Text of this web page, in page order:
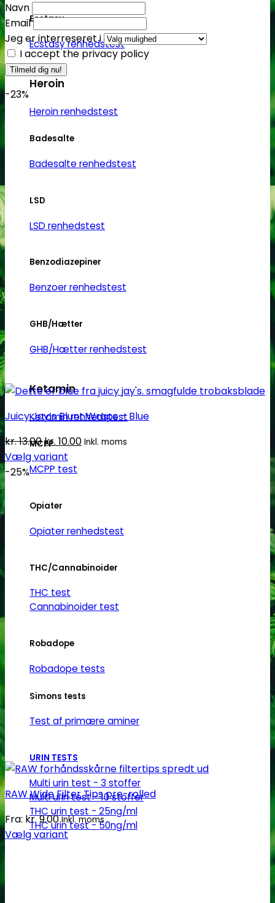
Ecstasy
Ecstasy renhedstest
Heroin
Heroin renhedstest
Badesalte
Badesalte renhedstest
LSD
LSD renhedstest
Benzodiazepiner
Benzoer renhedstest
GHB/Hætter
GHB/Hætter renhedstest
Ketamin
Ketamin renhedstest
MCPP
MCPP test
Opiater
Opiater renhedstest
THC/Cannabinoider
THC test
Cannabinoider test
Robadope
Robadope tests
Simons tests
Test af primære aminer
URIN TESTS
Multi urin test - 3 stoffer
Multi urin test - 10 stoffer
THC urin test - 25ng/ml
THC urin test - 50ng/ml
Navn
Email
Jeg er interreseret i
I accept the privacy policy
-23%
Juicy Jay’s Blunt Wraps – Blue
kr.13.00Den
oprindelige
pris
kr. 13.00.
kr. 10.00Den
Inkl. moms
Vælg variant
Dette
vare
har
flere
varianter.
vælges
varesiden
-25%
RAW Wide Filter Tips pre-rolled
Fra: kr.9.00 Inkl. moms
Vælg variant
har